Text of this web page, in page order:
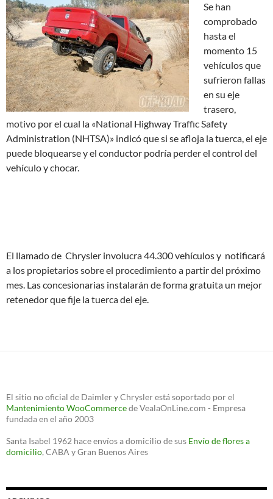
Se han
comprobado
hasta el
momento 15
vehículos que
sufrieron fallas
en su eje
trasero,
motivo por el cual la «National Highway Traffic Safety
Administration (NHTSA)» indicó que si se afloja la tuerca, el eje
puede bloquearse y el conductor podría perder el control del
vehículo y chocar.
El llamado de Chrysler involucra 44.300 vehículos y notificará
a los propietarios sobre el procedimiento a partir del próximo
mes. Las concesionarias instalarán de forma gratuita un mejor
retenedor que fije la tuerca del eje.
El sitio no oficial de Daimler y Chrysler está soportado por el
Mantenimiento WooCommercede VealaOnLine.com - Empresa
fundada en el año 2003
Santa Isabel 1962 hace envíos a domicilio de sus Envío de flores a
domicilio, CABA y Gran Buenos Aires